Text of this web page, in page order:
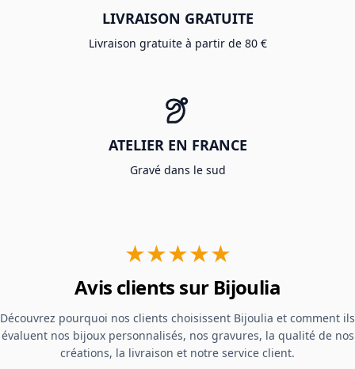
LIVRAISON GRATUITE
Livraison gratuite à partir de 80 €
ATELIER EN FRANCE
Gravé dans le sud
★★★★★
Avis clients sur Bijoulia
Découvrez pourquoi nos clients choisissent Bijoulia et comment ils
évaluent nos bijoux personnalisés, nos gravures, la qualité de nos
créations, la livraison et notre service client.